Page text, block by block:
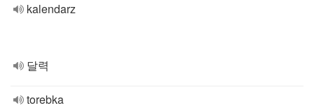
kalendarz
달력
torebka